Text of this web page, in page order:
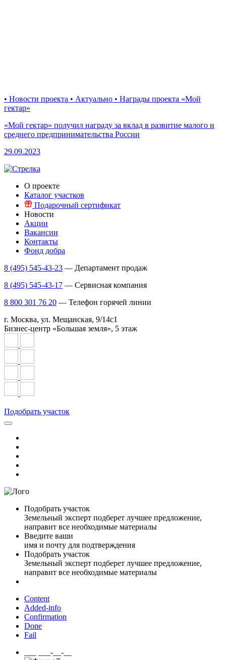
• Новости проекта • Актуально • Награды проекта «Мой
гектар»
«Мой гектар» получил награду за вклад в развитие малого и
среднего предпринимательства России
29.09.2023
О проекте
Каталог участков
Подарочный сертификат
Новости
Акции
Вакансии
Контакты
Фонд добра
8 (495) 545-43-23 — Департамент продаж
8 (495) 545-43-17 — Сервисная компания
8 800 301 76 20 — Телефон горячей линии
г. Москва, ул. Мещанская, 9/14с1
Бизнес-центр «Большая земля», 5 этаж
Подобрать участок
Подобрать участок
Земельный эксперт подберет лучшее предложение,
направит все необходимые материалы
Введите ваши
имя и почту для подтверждения
Подобрать участок
Земельный эксперт подберет лучшее предложение,
направит все необходимые материалы
Content
Added-info
Confirmation
Done
Fail
___ ___-__-__